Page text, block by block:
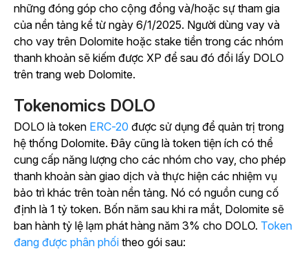
những đóng góp cho cộng đồng và/hoặc sự tham gia
của nền tảng kể từ ngày 6/1/2025. Người dùng vay và
cho vay trên Dolomite hoặc stake tiền trong các nhóm
thanh khoản sẽ kiếm được XP để sau đó đổi lấy DOLO
trên trang web Dolomite.
Tokenomics DOLO
DOLO là token ERC-20 được sử dụng để quản trị trong
hệ thống Dolomite. Đây cũng là token tiện ích có thể
cung cấp năng lượng cho các nhóm cho vay, cho phép
thanh khoản sàn giao dịch và thực hiện các nhiệm vụ
bảo trì khác trên toàn nền tảng. Nó có nguồn cung cố
định là 1 tỷ token. Bốn năm sau khi ra mắt, Dolomite sẽ
ban hành tỷ lệ lạm phát hàng năm 3% cho DOLO. Token
đang được phân phối theo gói sau: